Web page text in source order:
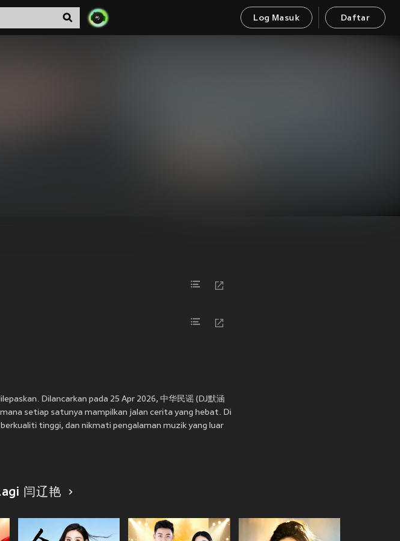
Log Masuk Daftar
Dilancarkan pada 25 Apr 2026, 中华民谣 (DJ默涵
setiap satunya mampilkan jalan cerita yang hebat. Di
tinggi, dan nikmati pengalaman muzik yang luar
闫辽艳